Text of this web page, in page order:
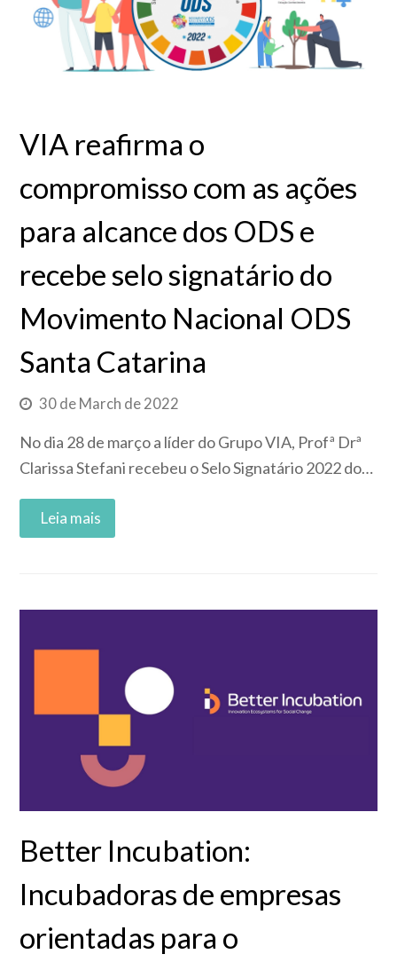
VIA reafirma o
compromisso com as ações
para alcance dos ODS e
recebe selo signatário do
Movimento Nacional ODS
Santa Catarina
30 de March de 2022
No dia 28 de março a líder do Grupo VIA, Profª Drª
Clarissa Stefani recebeu o Selo Signatário 2022 do…
Better Incubation:
Incubadoras de empresas
orientadas para o